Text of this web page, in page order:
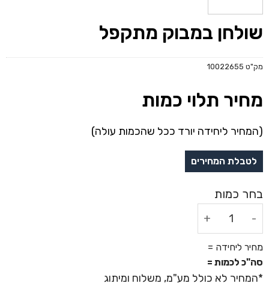
שולחן במבוק מתקפל
מק"ט 10022655
מחיר תלוי כמות
(המחיר ליחידה יורד ככל שהכמות עולה)
סה"כ לכמות =
מחיר ליחידה =